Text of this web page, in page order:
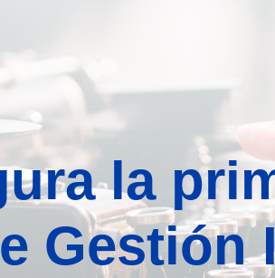
la
Gestión